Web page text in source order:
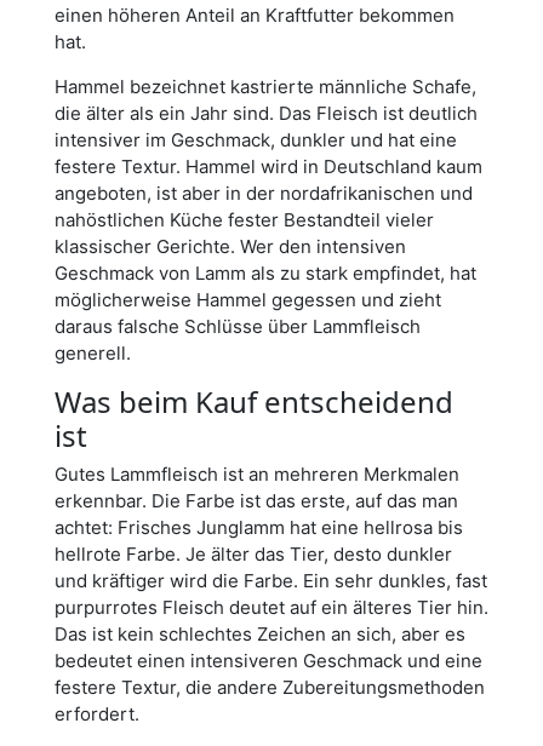
einen höheren Anteil an Kraftfutter bekommen
hat.
Hammel bezeichnet kastrierte männliche Schafe,
die älter als ein Jahr sind. Das Fleisch ist deutlich
intensiver im Geschmack, dunkler und hat eine
festere Textur. Hammel wird in Deutschland kaum
angeboten, ist aber in der nordafrikanischen und
nahöstlichen Küche fester Bestandteil vieler
klassischer Gerichte. Wer den intensiven
Geschmack von Lamm als zu stark empfindet, hat
möglicherweise Hammel gegessen und zieht
daraus falsche Schlüsse über Lammfleisch
generell.
Was beim Kauf entscheidend
ist
Gutes Lammfleisch ist an mehreren Merkmalen
erkennbar. Die Farbe ist das erste, auf das man
achtet: Frisches Junglamm hat eine hellrosa bis
hellrote Farbe. Je älter das Tier, desto dunkler
und kräftiger wird die Farbe. Ein sehr dunkles, fast
purpurrotes Fleisch deutet auf ein älteres Tier hin.
Das ist kein schlechtes Zeichen an sich, aber es
bedeutet einen intensiveren Geschmack und eine
festere Textur, die andere Zubereitungsmethoden
erfordert.